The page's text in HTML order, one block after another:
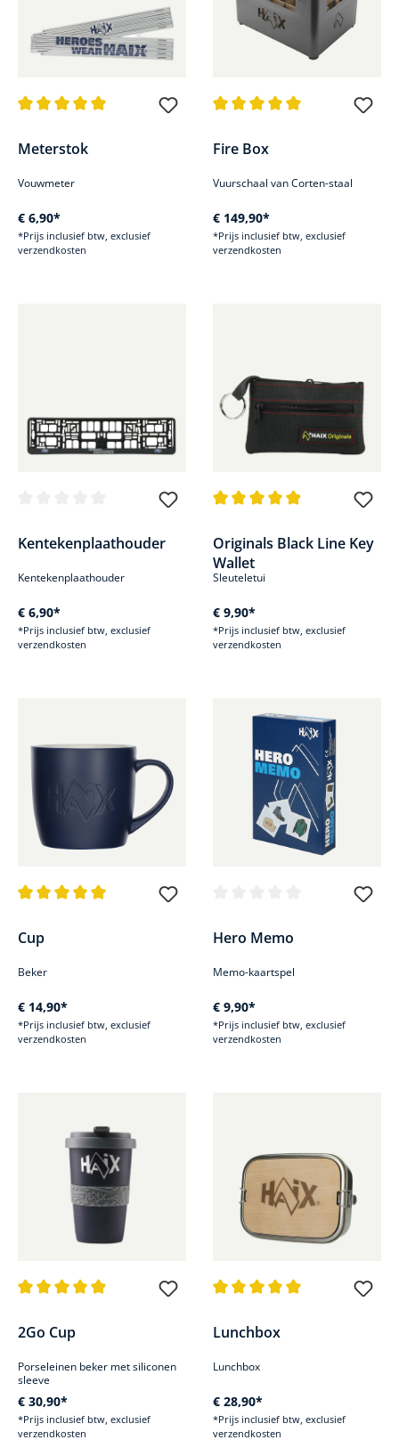
Meterstok
Vouwmeter
€ 6,90*
*Prijs inclusief btw, exclusief
verzendkosten
Fire Box
Vuurschaal van Corten-staal
€ 149,90*
*Prijs inclusief btw, exclusief
verzendkosten
Kentekenplaathouder
Kentekenplaathouder
€ 6,90*
*Prijs inclusief btw, exclusief
verzendkosten
Originals Black Line Key
Wallet
Sleuteletui
€ 9,90*
*Prijs inclusief btw, exclusief
verzendkosten
Cup
Beker
€ 14,90*
*Prijs inclusief btw, exclusief
verzendkosten
Hero Memo
Memo-kaartspel
€ 9,90*
*Prijs inclusief btw, exclusief
verzendkosten
2Go Cup
Porseleinen beker met siliconen
sleeve
€ 30,90*
*Prijs inclusief btw, exclusief
verzendkosten
Lunchbox
Lunchbox
€ 28,90*
*Prijs inclusief btw, exclusief
verzendkosten